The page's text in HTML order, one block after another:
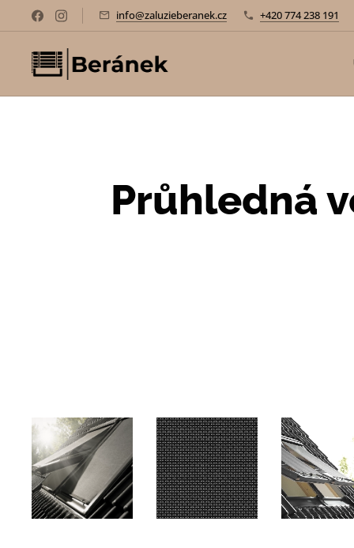
info@zaluzieberanek.cz +420 774 238 191
Průhledná